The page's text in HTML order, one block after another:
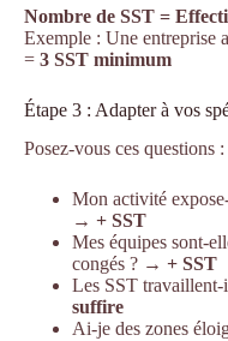
Nombre de SST =
Exemple : Une entreprise
= 3 SST minimum
Étape 3 : Adapter à vos
Posez-vous ces questions :
Mon activité
→ + SST
Mes équipes sont-
congés ? → + SST
Les SST
suffire
Ai-je des zones